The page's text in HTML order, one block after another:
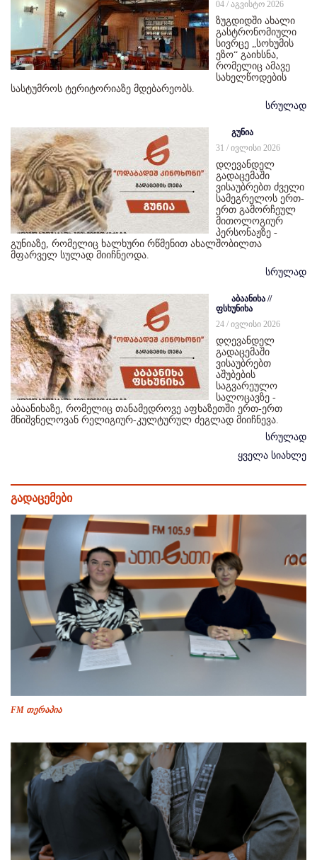
04 / აგვისტო 2026
ზუგდიდში ახალი
გასტრონომიული
სივრცე „სოხუმის
ეზო“ გაიხსნა,
რომელიც ამავე
სახელწოდების
სასტუმროს ტერიტორიაზე მდებარეობს.
სრულად
გუნია
31 / ივლისი 2026
დღევანდელ
გადაცემაში
ვისაუბრებთ ძველი
სამეგრელოს ერთ-
ერთ გამორჩეულ
მითოლოგიურ
პერსონაჟზე -
გუნიაზე, რომელიც ხალხური რწმენით ახალშობილთა
მფარველ სულად მიიჩნეოდა.
სრულად
აბაანიხა //
ფსხუნიხა
24 / ივლისი 2026
დღევანდელ
გადაცემაში
ვისაუბრებთ
აშუბების
საგვარეულო
სალოცავზე -
აბაანიხაზე, რომელიც თანამედროვე აფხაზეთში ერთ-ერთ
მნიშვნელოვან რელიგიურ-კულტურულ ძეგლად მიიჩნევა.
სრულად
ყველა სიახლე
გადაცემები
FM თერაპია